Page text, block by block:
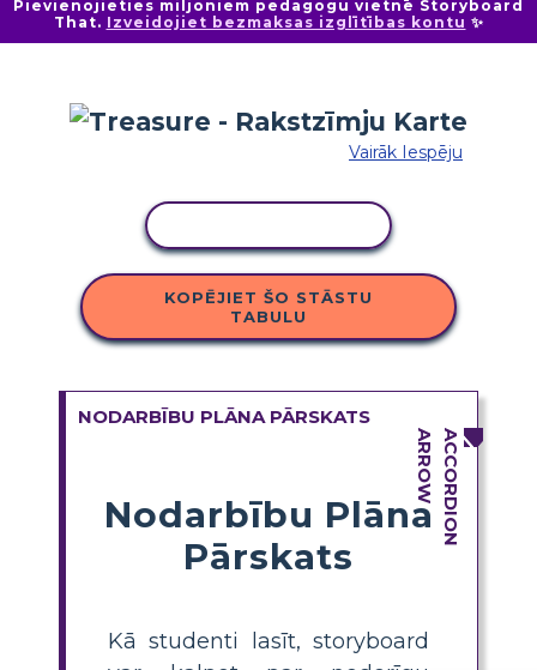
Pievienojieties miljoniem pedagogu vietnē Storyboard
That. Izveidojiet bezmaksas izglītības kontu ✨
Vairāk Iespēju
KOPĒJIET ŠO STĀSTU
TABULU
NODARBĪBU PLĀNA PĀRSKATS
Nodarbību Plāna
Pārskats
Kā studenti lasīt, storyboard